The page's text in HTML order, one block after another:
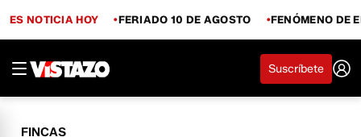
ES NOTICIA HOY FERIADO 10 DE AGOSTO FENÓMENO DE
Suscríbete
FINCAS